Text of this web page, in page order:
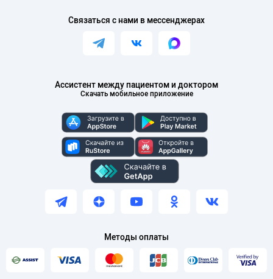
Ассистент между пациентом и доктором
Скачать мобильное приложение
Связаться с нами в мессенджерах
Методы оплаты